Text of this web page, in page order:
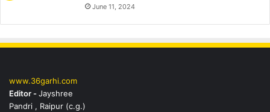
June 11, 2024
www.36garhi.com
Editor -Jayshree
Pandri , Raipur (c.g.)